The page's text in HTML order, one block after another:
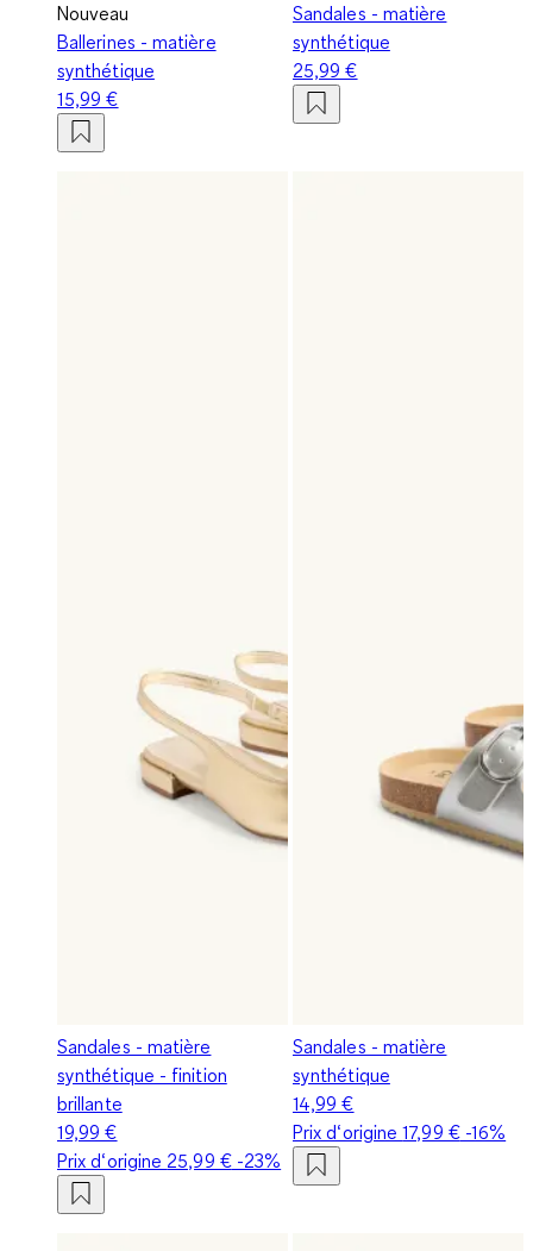
Nouveau
Ballerines - matière
synthétique
15,99 €
Sandales - matière
synthétique
25,99 €
Sandales - matière
synthétique - finition
brillante
19,99 €
Prix d‘origine 25,99 €-23%
Sandales - matière
synthétique
14,99 €
Prix d‘origine17,99 €-16%